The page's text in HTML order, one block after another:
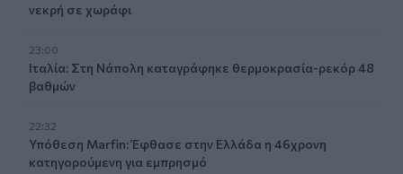
νεκρή σε χωράφι
23:00
Ιταλία: Στη Νάπολη καταγράφηκε θερμοκρασία-ρεκόρ 48
βαθμών
22:32
Υπόθεση Marfin: Έφθασε στην Ελλάδα η 46χρονη
κατηγορούμενη για εμπρησμό